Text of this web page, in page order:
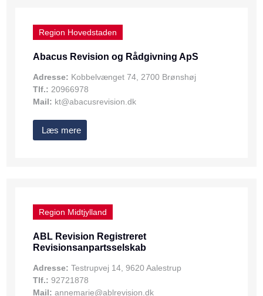
Region Hovedstaden
Abacus Revision og Rådgivning ApS
Adresse: Kobbelvænget 74, 2700 Brønshøj
Tlf.: 20966978
Mail: kt@abacusrevision.dk
Læs mere
Region Midtjylland
ABL Revision Registreret
Revisionsanpartsselskab
Adresse: Testrupvej 14, 9620 Aalestrup
Tlf.: 92721878
Mail: annemarie@ablrevision.dk